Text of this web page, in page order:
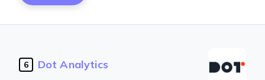
6 Dot Analytics